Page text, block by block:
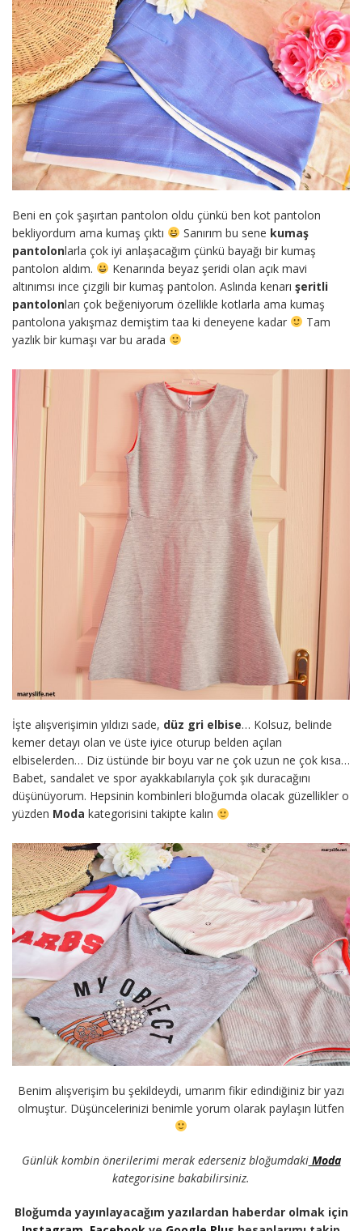
Beni en çok şaşırtan pantolon oldu çünkü ben kot pantolon
bekliyordum ama kumaş çıktı
Sanırım bu sene kumaş
pantolonlarla çok iyi anlaşacağım çünkü bayağı bir kumaş
pantolon aldım.
Kenarında beyaz şeridi olan açık mavi
altınımsı ince çizgili bir kumaş pantolon. Aslında kenarı şeritli
pantolonları çok beğeniyorum özellikle kotlarla ama kumaş
pantolona yakışmaz demiştim taa ki deneyene kadar
Tam
yazlık bir kumaşı var bu arada
İşte alışverişimin yıldızı sade, düz gri elbise… Kolsuz, belinde
kemer detayı olan ve üste iyice oturup belden açılan
elbiselerden… Diz üstünde bir boyu var ne çok uzun ne çok kısa…
Babet, sandalet ve spor ayakkabılarıyla çok şık duracağını
düşünüyorum. Hepsinin kombinleri bloğumda olacak güzellikler o
yüzden Moda kategorisini takipte kalın
Benim alışverişim bu şekildeydi, umarım fikir edindiğiniz bir yazı
olmuştur. Düşüncelerinizi benimle yorum olarak paylaşın lütfen
Günlük kombin önerilerimi merak ederseniz bloğumdakiModa
kategorisine bakabilirsiniz.
Bloğumda yayınlayacağım yazılardan haberdar olmak için